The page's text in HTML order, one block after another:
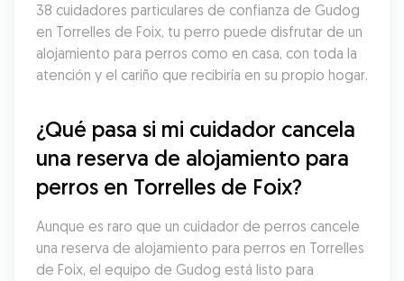
38 cuidadores particulares de confianza de Gudog
en Torrelles de Foix, tu perro puede disfrutar de un
alojamiento para perros como en casa, con toda la
atención y el cariño que recibiría en su propio hogar.
¿Qué pasa si mi cuidador cancela
una reserva de alojamiento para
perros en Torrelles de Foix?
Aunque es raro que un cuidador de perros cancele
una reserva de alojamiento para perros en Torrelles
de Foix, el equipo de Gudog está listo para